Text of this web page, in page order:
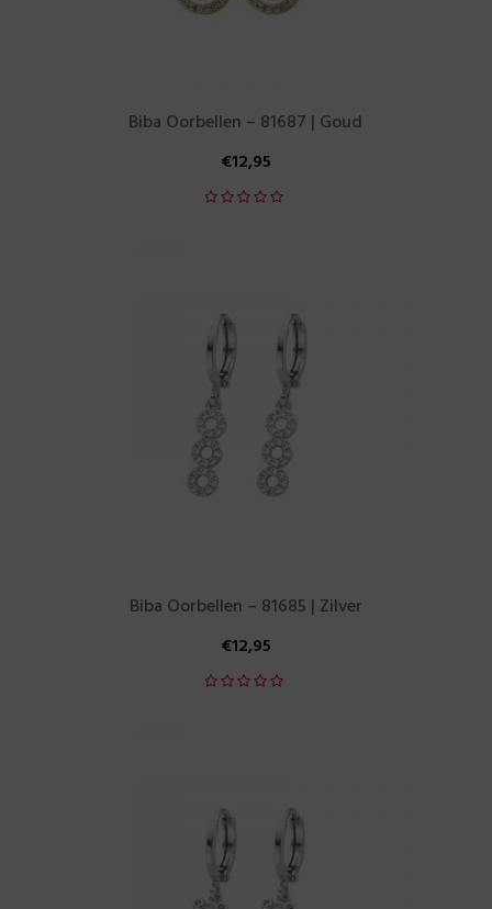
Biba Oorbellen – 81687 | Goud
€12,95
Biba Oorbellen – 81685 | Zilver
€12,95